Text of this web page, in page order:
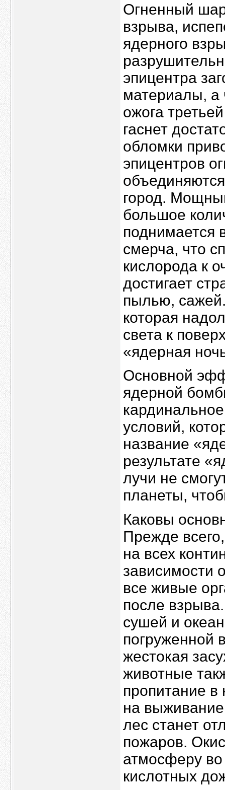
Огненный
взрыва,
ядерного
эпицентра
материалы, а
ожога
гаснет
обломки
эпицентров
город.
большое
поднимается
смерча, что
кислорода к
достигает
пылью,
которая
света к
«ядерная
Основной
ядерной
условий,
название
результате
лучи не
планеты,
Каковы
Прежде
на всех
зависимости
все живые
после
сушей и
погруженной
жестокая
животные
пропитание
на
лес станет
пожаров.
атмосферу
кислотных